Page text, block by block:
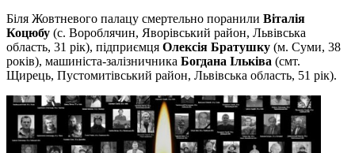
Біля Жовтневого палацу смертельно поранили Віталія
Коцюбу (с. Вороблячин, Яворівський район, Львівська
область, 31 рік), підприємця Олексія Братушку (м. Суми, 38
років), машиніста-залізничника Богдана Ільківа (смт.
Щирець, Пустомитівський район, Львівська область, 51 рік).